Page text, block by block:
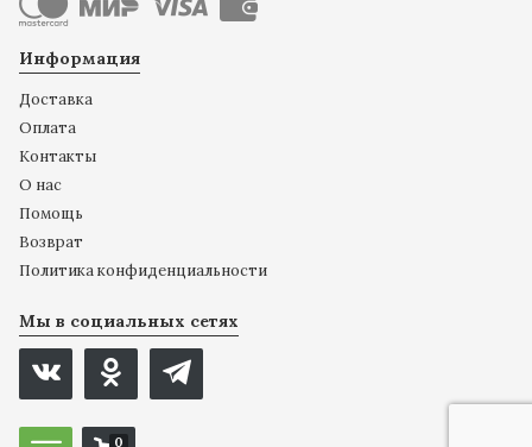
Информация
Доставка
Оплата
Контакты
О нас
Помощь
Возврат
Политика конфиденциальности
Мы в социальных сетях
0